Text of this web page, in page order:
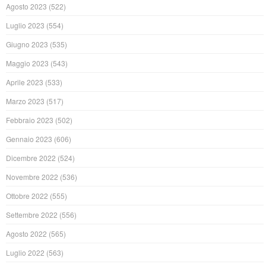
Agosto 2023 (522)
Luglio 2023 (554)
Giugno 2023 (535)
Maggio 2023 (543)
Aprile 2023 (533)
Marzo 2023 (517)
Febbraio 2023 (502)
Gennaio 2023 (606)
Dicembre 2022 (524)
Novembre 2022 (536)
Ottobre 2022 (555)
Settembre 2022 (556)
Agosto 2022 (565)
Luglio 2022 (563)